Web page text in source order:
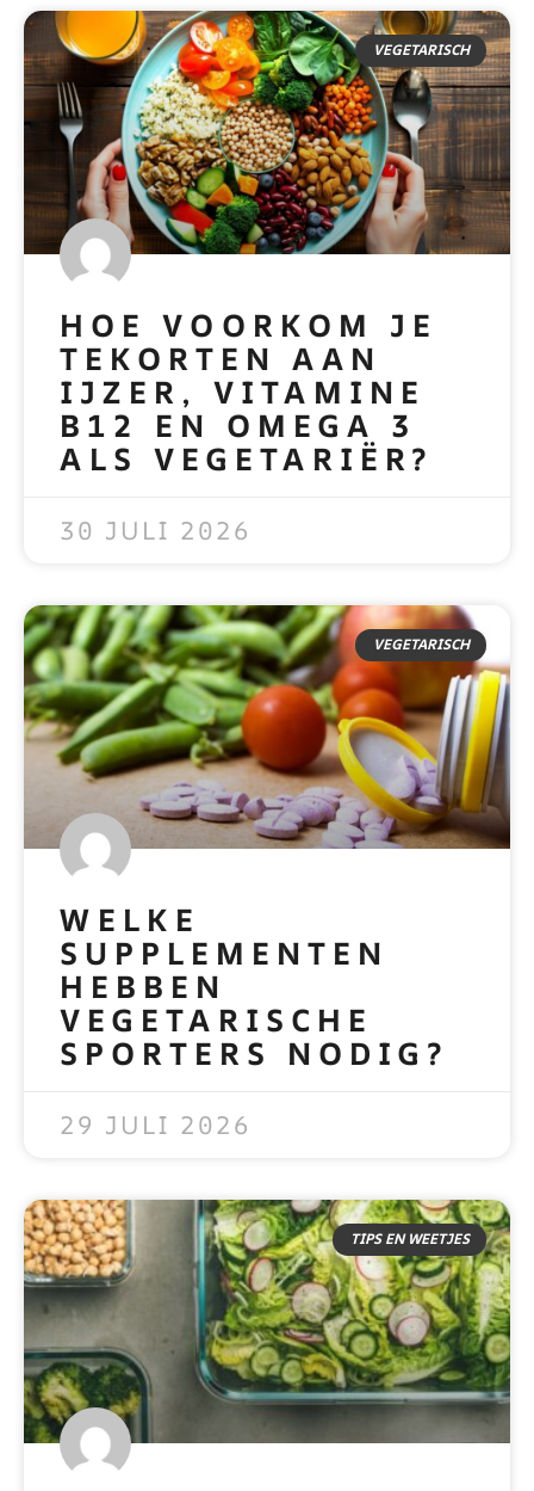
VEGETARISCH
HOE VOORKOM JE
TEKORTEN AAN
IJZER, VITAMINE
B12 EN OMEGA 3
ALS VEGETARIËR?
30 JULI 2026
VEGETARISCH
WELKE
SUPPLEMENTEN
HEBBEN
VEGETARISCHE
SPORTERS NODIG?
29 JULI 2026
TIPS EN WEETJES